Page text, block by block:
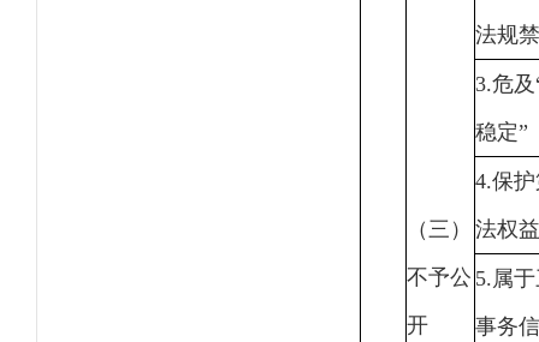
（三）
不予公
开
法规
3.危
稳定”
4.保
法权益
5.属
事务